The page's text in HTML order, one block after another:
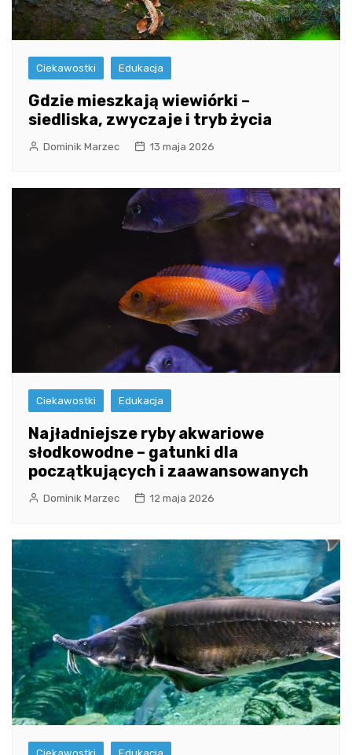
Ciekawostki Edukacja
Gdzie mieszkają wiewiórki –
siedliska, zwyczaje i tryb życia
Dominik Marzec 13 maja 2026
Ciekawostki Edukacja
Najładniejsze ryby akwariowe
słodkowodne – gatunki dla
początkujących i zaawansowanych
Dominik Marzec 12 maja 2026
Ciekawostki Edukacja